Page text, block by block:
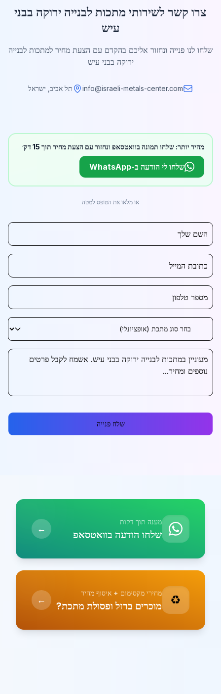
צרו קשר לשירותי מתכות לבנייה ירוקה בבני
עיש
שלחו לנו פנייה ונחזור אליכם בהקדם עם הצעת מחיר למתכות לבנייה
ירוקה בבני עיש
info@israeli-metals-center.com תל אביב, ישראל
מהיר יותר: שלחו תמונה בוואטסאפ ונחזור עם הצעת מחיר תוך 15 דק׳
שלחו לי הודעה ב-WhatsApp
או מלאו את הטופס למטה
שלח פנייה
מענה תוך דקות
שלחו הודעה בוואטסאפ ←
♻️ מחירי מקסימום + איסוף מהיר
מוכרים ברזל ופסולת מתכת? ←